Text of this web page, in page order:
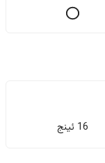
16 ئینج